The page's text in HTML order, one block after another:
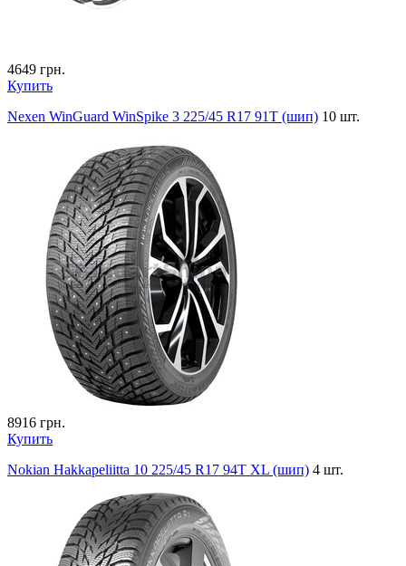
4649 грн.
Купить
Nexen WinGuard WinSpike 3 225/45 R17 91T (шип) 10 шт.
8916 грн.
Купить
Nokian Hakkapeliitta 10 225/45 R17 94T XL (шип) 4 шт.